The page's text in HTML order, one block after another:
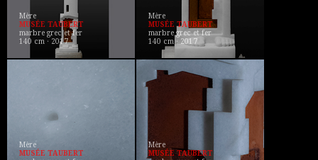
Mère
MUSÉE TAUBERT
marbre grec et fer
140 cm · 2017
Mère
MUSÉE TAUBERT
marbre grec et fer
140 cm · 2017
Mère
MUSÉE TAUBERT
Mère
MUSÉE TAUBERT